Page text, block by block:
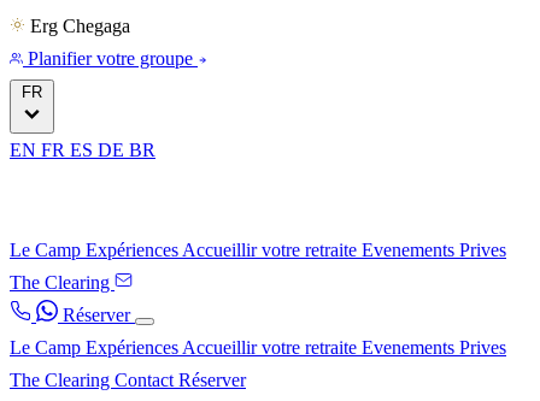
Erg Chegaga
Planifier votre groupe
FR
EN FR ES DE BR
Le Camp Expériences Accueillir votre retraite Evenements Prives
The Clearing
Réserver
Le Camp Expériences Accueillir votre retraite Evenements Prives
The Clearing Contact Réserver